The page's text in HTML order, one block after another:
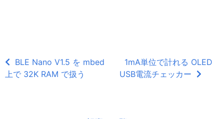
BLE Nano V1.5 を mbed
上で 32K RAM で扱う
1mA単位で計れる OLED
USB電流チェッカー